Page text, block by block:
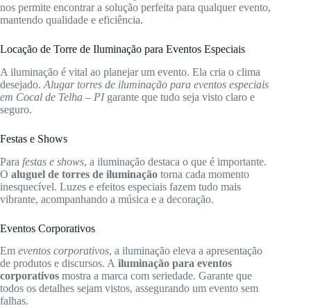
nos permite encontrar a solução perfeita para qualquer evento,
mantendo qualidade e eficiência.
Locação de Torre de Iluminação para Eventos Especiais
A iluminação é vital ao planejar um evento. Ela cria o clima
desejado. Alugar torres de iluminação para eventos especiais
em Cocal de Telha – PIgarante que tudo seja visto claro e
seguro.
Festas e Shows
Para festas e shows, a iluminação destaca o que é importante.
O aluguel de torres de iluminação torna cada momento
inesquecível. Luzes e efeitos especiais fazem tudo mais
vibrante, acompanhando a música e a decoração.
Eventos Corporativos
Em eventos corporativos, a iluminação eleva a apresentação
de produtos e discursos. A iluminação para eventos
corporativos mostra a marca com seriedade. Garante que
todos os detalhes sejam vistos, assegurando um evento sem
falhas.